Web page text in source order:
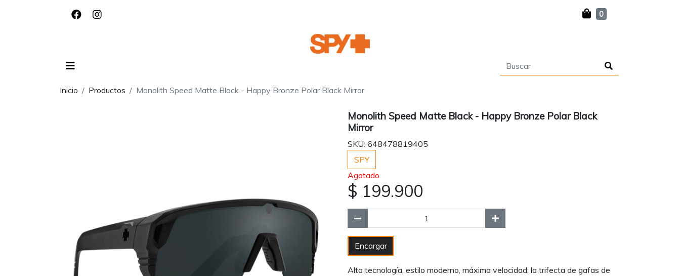
0
Inicio Productos Monolith Speed Matte Black - Happy Bronze Polar Black Mirror
Monolith Speed Matte Black - Happy Bronze Polar Black
Mirror
SKU: 648478819405
SPY
Agotado.
$ 199.900
Encargar
Alta tecnología, estilo moderno, máxima velocidad: la trifecta de gafas de